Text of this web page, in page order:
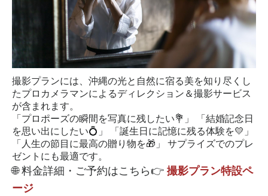
撮影プランには、沖縄の光と自然に宿る美を知り尽くし
たプロカメラマンによるディレクション＆撮影サービス
が含まれます。
「プロポーズの瞬間を写真に残したい💐」
「結婚記念日
を思い出にしたい💍」
「誕生日に記憶に残る体験を💛」
「人生の節目に最高の贈り物を🎁」
サプライズでのプレ
ゼントにも最適です。
🌐 料金詳細・ご予約はこちら👉 撮影プラン特設ペ
ージ